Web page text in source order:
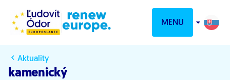
MENU
Aktuality
kamenický